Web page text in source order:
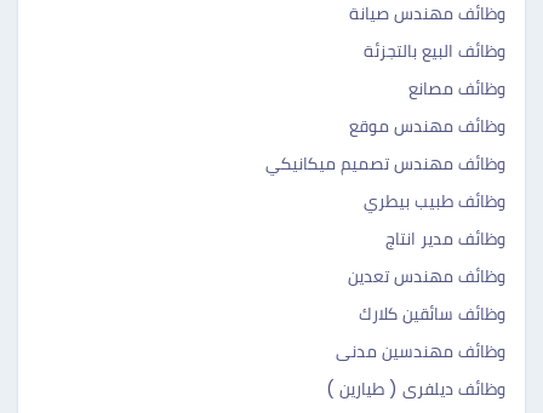
وظائف مهندس صيانة
وظائف البيع بالتجزئة
وظائف مصانع
وظائف مهندس موقع
وظائف مهندس تصميم ميكانيكي
وظائف طبيب بيطري
وظائف مدير انتاج
وظائف مهندس تعدين
وظائف سائقين كلارك
وظائف مهندسين مدنى
وظائف ديلفرى ( طيارين )